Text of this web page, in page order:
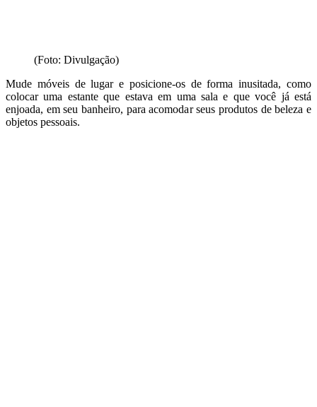
(Foto: Divulgação)
Mude móveis de lugar e posicione-os de forma inusitada, como
colocar uma estante que estava em uma sala e que você já está
enjoada, em seu banheiro, para acomodar seus produtos de beleza e
objetos pessoais.